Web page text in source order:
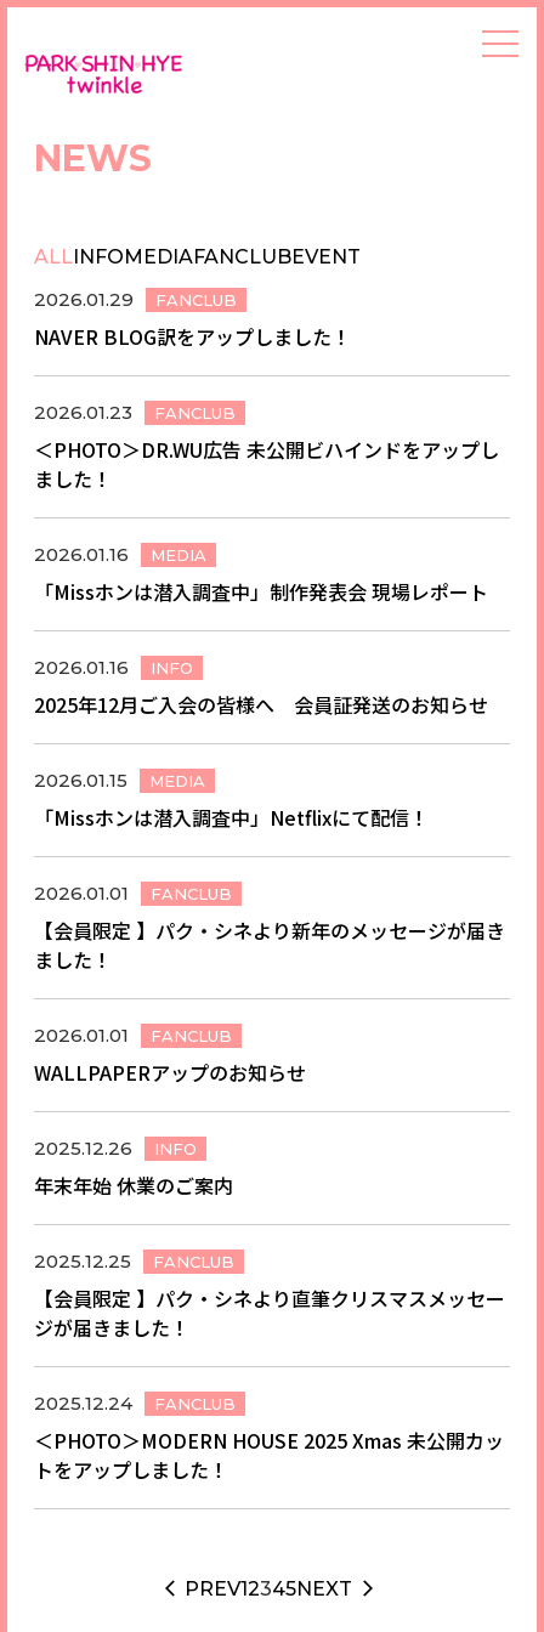
NEWS
ALLINFOMEDIAFANCLUBEVENT
2026.01.29
FANCLUB
NAVER BLOG訳をアップしました！
2026.01.23 FANCLUB
＜PHOTO＞DR.WU広告 未公開ビハインドをアップし
ました！
2026.01.16 MEDIA
「Missホンは潜入調査中」制作発表会 現場レポート
2026.01.16 INFO
2025年12月ご入会の皆様へ 会員証発送のお知らせ
2026.01.15 MEDIA
「Missホンは潜入調査中」Netflixにて配信！
2026.01.01 FANCLUB
【会員限定 】パク・シネより新年のメッセージが届き
ました！
2026.01.01 FANCLUB
WALLPAPERアップのお知らせ
2025.12.26 INFO
年末年始 休業のご案内
2025.12.25 FANCLUB
【会員限定 】パク・シネより直筆クリスマスメッセー
ジが届きました！
2025.12.24 FANCLUB
＜PHOTO＞MODERN HOUSE 2025 Xmas 未公開カッ
トをアップしました！
arrow_back_ios PREV12345NEXT arrow_forward_ios